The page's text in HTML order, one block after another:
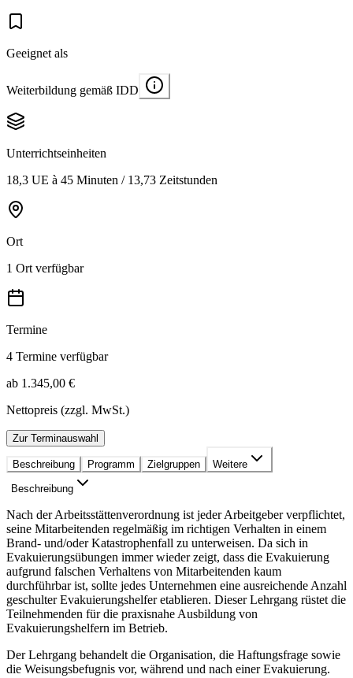
Geeignet als
Weiterbildung gemäß IDD
Unterrichtseinheiten
18,3 UE à 45 Minuten / 13,73 Zeitstunden
Ort
1 Ort verfügbar
Termine
4 Termine verfügbar
ab 1.345,00 €
Nettopreis (zzgl. MwSt.)
Zur Terminauswahl
Beschreibung Programm Zielgruppen Weitere
Beschreibung
Nach der Arbeitsstättenverordnung ist jeder Arbeitgeber verpflichtet,
seine Mitarbeitenden regelmäßig im richtigen Verhalten in einem
Brand- und/oder Katastrophenfall zu unterweisen. Da sich in
Evakuierungsübungen immer wieder zeigt, dass die Evakuierung
aufgrund falschen Verhaltens von Mitarbeitenden kaum
durchführbar ist, sollte jedes Unternehmen eine ausreichende Anzahl
geschulter Evakuierungshelfer etablieren. Dieser Lehrgang rüstet die
Teilnehmenden für die praxisnahe Ausbildung von
Evakuierungshelfern im Betrieb.
Der Lehrgang behandelt die Organisation, die Haftungsfrage sowie
die Weisungsbefugnis vor, während und nach einer Evakuierung.